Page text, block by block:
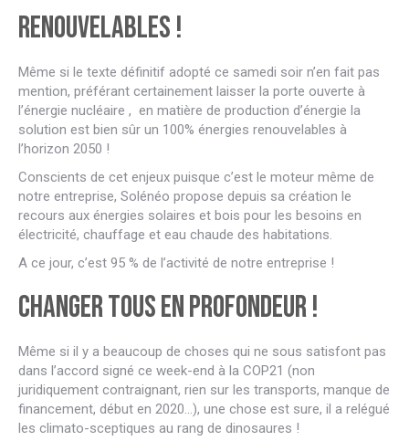
renouvelables !
Même si le texte définitif adopté ce samedi soir n’en fait pas
mention, préférant certainement laisser la porte ouverte à
l’énergie nucléaire , en matière de production d’énergie la
solution est bien sûr un 100% énergies renouvelables à
l’horizon 2050 !
Conscients de cet enjeux puisque c’est le moteur même de
notre entreprise, Solénéo propose depuis sa création le
recours aux énergies solaires et bois pour les besoins en
électricité, chauffage et eau chaude des habitations.
A ce jour, c’est 95 % de l’activité de notre entreprise !
Changer tous en profondeur !
Même si il y a beaucoup de choses qui ne sous satisfont pas
dans l’accord signé ce week-end à la COP21 (non
juridiquement contraignant, rien sur les transports, manque de
financement, début en 2020…), une chose est sure, il a relégué
les climato-sceptiques au rang de dinosaures !